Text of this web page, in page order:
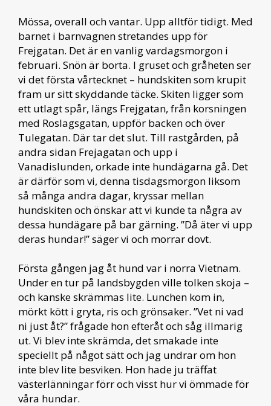
Mössa, overall och vantar. Upp alltför tidigt. Med
barnet i barnvagnen stretandes upp för
Frejgatan. Det är en vanlig vardagsmorgon i
februari. Snön är borta. I gruset och gråheten ser
vi det första vårtecknet – hundskiten som krupit
fram ur sitt skyddande täcke. Skiten ligger som
ett utlagt spår, längs Frejgatan, från korsningen
med Roslagsgatan, uppför backen och över
Tulegatan. Där tar det slut. Till rastgården, på
andra sidan Frejagatan och upp i
Vanadislunden, orkade inte hundägarna gå. Det
är därför som vi, denna tisdagsmorgon liksom
så många andra dagar, kryssar mellan
hundskiten och önskar att vi kunde ta några av
dessa hundägare på bar gärning. ”Då äter vi upp
deras hundar!” säger vi och morrar dovt.
Första gången jag åt hund var i norra Vietnam.
Under en tur på landsbygden ville tolken skoja –
och kanske skrämmas lite. Lunchen kom in,
mörkt kött i gryta, ris och grönsaker. ”Vet ni vad
ni just åt?” frågade hon efteråt och såg illmarig
ut. Vi blev inte skrämda, det smakade inte
speciellt på något sätt och jag undrar om hon
inte blev lite besviken. Hon hade ju träffat
västerlänningar förr och visst hur vi ömmade för
våra hundar.